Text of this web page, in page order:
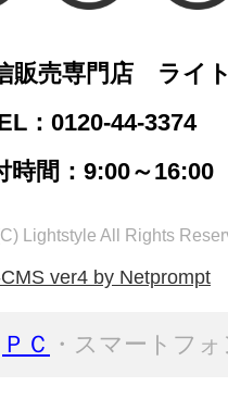
販売専門店 ライ
：0120-44-3374
時間：9:00～16:00
Lightstyle All Rights
ver4 by Netprompt
ＰＣ ・スマートフ